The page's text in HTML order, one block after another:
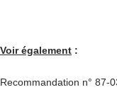
Voir également :
Recommandation n° 87-